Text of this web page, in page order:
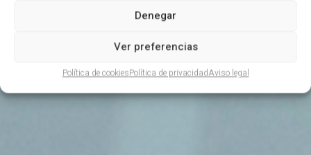
Denegar
Ver preferencias
Política de cookiesPolítica de privacidadAviso legal